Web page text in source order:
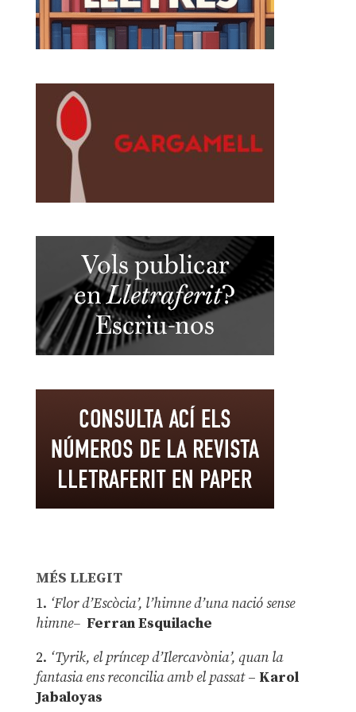
MÉS LLEGIT
1. ‘Flor d’Escòcia’, l’himne d’una nació sense
himne– Ferran Esquilache
2. ‘Tyrik, el príncep d’Ilercavònia’, quan la
fantasia ens reconcilia amb el passat– Karol
Jabaloyas